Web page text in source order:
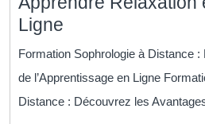
Ligne
Sophrologie
Distance
:
Formation Sophrologie à Distance
de l’Apprentissage en Ligne
Distance : Découvrez les